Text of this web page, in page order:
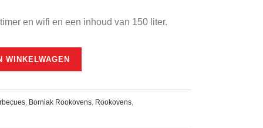
en wifi en een inhoud van 150 liter.
WINKELWAGEN
, Borniak Rookovens, Rookovens,